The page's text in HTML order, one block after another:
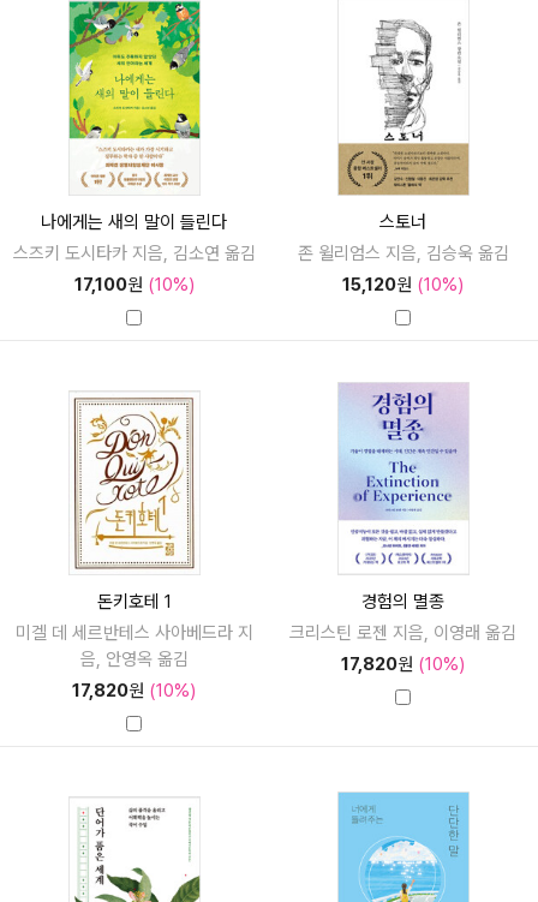
나에게는 새의 말이 들린다
스즈키 도시타카 지음, 김소연 옮김
17,100원 (10%)
스토너
존 윌리엄스 지음, 김승욱 옮김
15,120원 (10%)
돈키호테 1
미겔 데 세르반테스 사아베드라 지
음, 안영옥 옮김
17,820원 (10%)
경험의 멸종
크리스틴 로젠 지음, 이영래 옮김
17,820원 (10%)